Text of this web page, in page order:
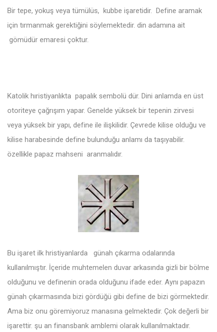
Bir tepe, yokuş veya tümülüs, kubbe işaretidir. Define aramak
için tırmanmak gerektiğini söylemektedir. din adamına ait
gömüdür emaresi çoktur.
Katolik hıristiyanlıkta papalık sembolü dür. Dini anlamda en üst
otoriteye çağrışım yapar. Genelde yüksek bir tepenin zirvesi
veya yüksek bir yapı, define ile ilişkilidir. Çevrede kilise olduğu ve
kilise harabesinde define bulunduğu anlamı da taşıyabilir.
özellikle papaz mahseni aranmalıdır.
Bu işaret ilk hristiyanlarda günah çıkarma odalarında
kullanılmıştır. İçeride muhtemelen duvar arkasında gizli bir bölme
olduğunu ve definenin orada olduğunu ifade eder. Aynı papazın
günah çıkarmasında bizi gördüğü gibi define de bizi görmektedir.
Ama biz onu göremiyoruz manasına gelmektedir. Çok değerli bir
işarettir. şu an finansbank amblemi olarak kullanılmaktadır.